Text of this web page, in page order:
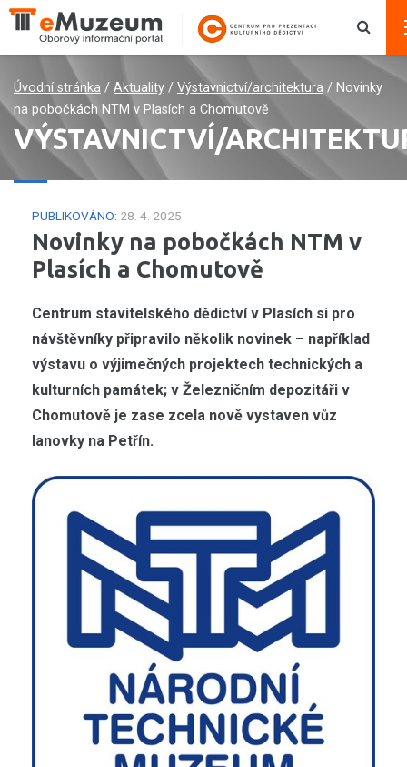
Úvodní stránka / Aktuality / Výstavnictví/architektura / Novinky
na pobočkách NTM v Plasích a Chomutově
VÝSTAVNICTVÍ/
PUBLIKOVÁNO: 28. 4. 2025
Novinky na pobočkách NTM v
Plasích a Chomutově
Centrum stavitelského dědictví v Plasích si pro
návštěvníky připravilo několik novinek – například
výstavu o výjimečných projektech technických a
kulturních památek; v Železničním depozitáři v
Chomutově je zase zcela nově vystaven vůz
lanovky na Petřín.